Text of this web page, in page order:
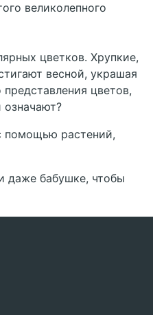
великолепного
цветков. Хрупкие,
весной, украшая
цветов,
помощью растений,
даже бабушке, чтобы